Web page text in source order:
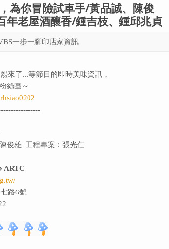
為你冒險試車手/黃品誠、陳俊
年老屋酒釀香/鍾吉枝、鍾邱兆貞
一步一腳印店家資訊
來了...等節目的即時美味資訊，
絲團～
俊雄 工程專案：張光仁
ARTC
路6號